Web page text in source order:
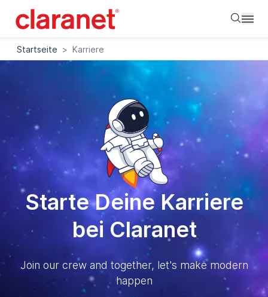
Startseite > Karriere
Starte Deine Karriere
bei Claranet
Join our crew and together, let's make modern
happen